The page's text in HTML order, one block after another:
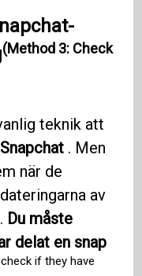
(Method 3: Check
teknik att
Snapchat . Men
när de
av
. Du måste
delat en snap
if they have